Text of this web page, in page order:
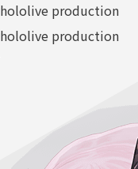
hololive production
hololive production